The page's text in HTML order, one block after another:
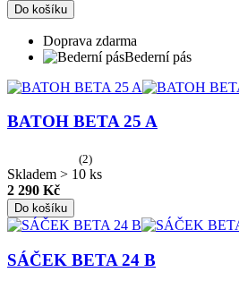
Do košíku
Doprava zdarma
Bederní pás
BATOH BETA 25 A
(2)
Skladem > 10 ks
2 290 Kč
Do košíku
SÁČEK BETA 24 B